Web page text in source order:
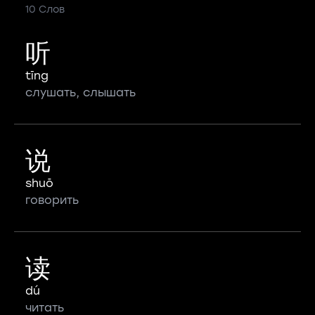
10 Слов
听
tīng
слушать, слышать
说
shuō
говорить
读
dú
читать